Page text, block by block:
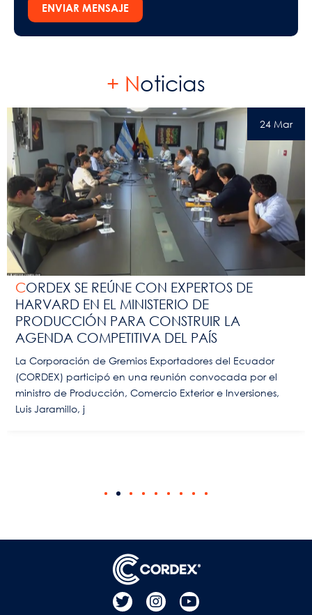
ENVIAR MENSAJE
+ Noticias
24 Mar
CORDEX SE REÚNE CON EXPERTOS DE
HARVARD EN EL MINISTERIO DE
PRODUCCIÓN PARA CONSTRUIR LA
AGENDA COMPETITIVA DEL PAÍS
La Corporación de Gremios Exportadores del Ecuador
(CORDEX) participó en una reunión convocada por el
ministro de Producción, Comercio Exterior e Inversiones,
Luis Jaramillo, j